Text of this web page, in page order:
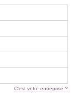
C'est votre entreprise ?